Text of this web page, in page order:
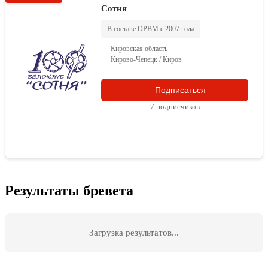
Сотня
В составе ОРВМ с 2007 года
Кировская область
Кирово-Чепецк / Киров
Подписаться
7 подписчиков
Результаты бревета
Загрузка результатов...